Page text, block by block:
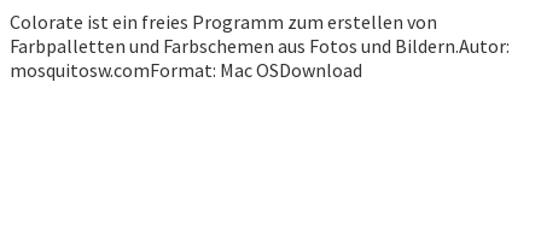
Colorate ist ein freies Programm zum erstellen von
Farbpalletten und Farbschemen aus Fotos und Bildern.Autor:
mosquitosw.comFormat: Mac OSDownload